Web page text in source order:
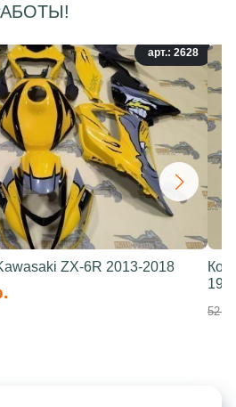
арт.: 2628
ZX-6R 2013-2018
52